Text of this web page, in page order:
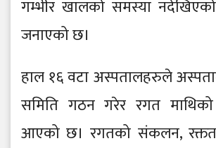
गम्भीर खालको समस्या
जनाएको छ।
हाल १६ वटा अस्पतालहरुले
समिति गठन गरेर रगत माथिको
आएको छ। रगतको संकलन,